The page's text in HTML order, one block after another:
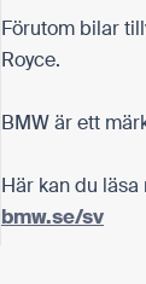
Förutom bilar
Royce.
BMW är ett
Här kan du läsa
bmw.se/sv